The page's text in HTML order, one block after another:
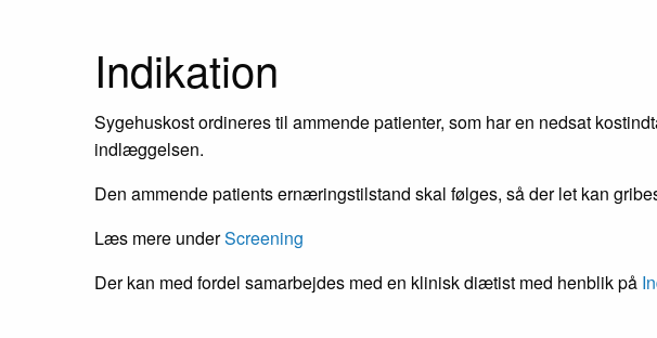
Indikation
Sygehuskost ordineres til ammende patienter, som har en nedsat
indlæggelsen.
Den ammende patients ernæringstilstand skal følges, så der let kan
Læs mere underScreening
Der kan med fordel samarbejdes med en klinisk diætist med henblik på